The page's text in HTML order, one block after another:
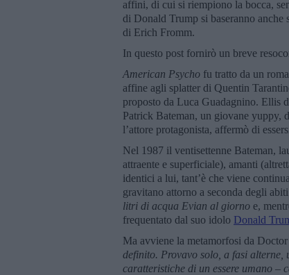
affini, di cui si riempiono la bocca,
di Donald Trump si baseranno anche
di Erich Fromm.
In questo post fornirò un breve
American Psycho fu tratto da un
affine agli splatter di Quentin
proposto da Luca Guadagnino. Ellis
Patrick Bateman, un giovane yuppy,
l’attore protagonista, affermò di
Nel 1987 il ventisettenne Bateman,
attraente e superficiale), amanti
identici a lui, tant’è che viene
gravitano attorno a seconda degli
litri di acqua Evian al giorno e,
frequentato dal suo idolo Donald
Ma avviene la metamorfosi da
definito. Provavo solo, a fasi alterne,
caratteristiche di un essere umano –